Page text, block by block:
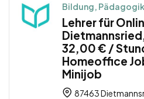
Bildung, Pädagogik
Lehrer für
32,00 € /
Homeoffice
Minijob
87463